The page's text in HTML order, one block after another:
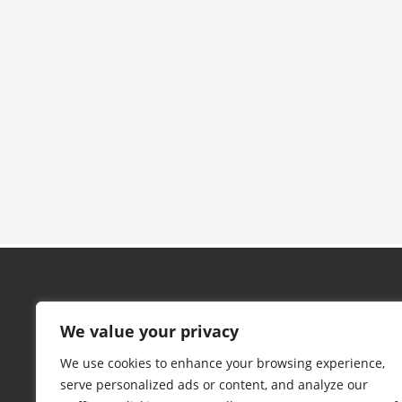
We value your privacy
We use cookies to enhance your browsing experience,
serve personalized ads or content, and analyze our